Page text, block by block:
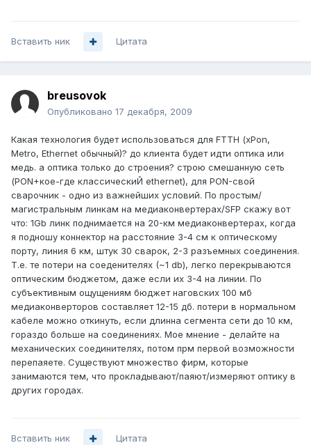
Вставить ник Цитата
breusovok
Опубликовано 17 декабря, 2009
Какая технология будет использоваться для FTTH (xPon,
Metro, Ethernet обычный)? до клиента будет идти оптика или
медь. а оптика только до строения? строю смешанную сеть
(PON+кое-где классическиЙ ethernet), для PON-свой
сварочник - одно из важнейших условий. По простым/
магистральным линкам на медиаконвертерах/SFP скажу вот
что: 1Gb линк поднимается на 20-км медиаконвертерах, когда
я подношу коннектор на расстояние 3-4 см к оптическому
порту, линия 6 км, штук 30 сварок, 2-3 разъемных соединения.
Т.е. те потери на соеденителях (~1 db), легко перекрываются
оптическим бюджетом, даже если их 3-4 на линии. По
субъективным ощущениям бюджет наговских 100 мб
медиаконверторов составляет 12-15 дб. потери в нормальном
кабеле можно откинуть, если длинна сегмента сети до 10 км,
гораздо больше на соединениях. Мое мнение - делайте на
механических соединителях, потом прм первой возможности
перепаяете. Существуют множество фирм, которые
занимаются тем, что прокладывают/паяют/измеряют оптику в
других городах.
Вставить ник Цитата